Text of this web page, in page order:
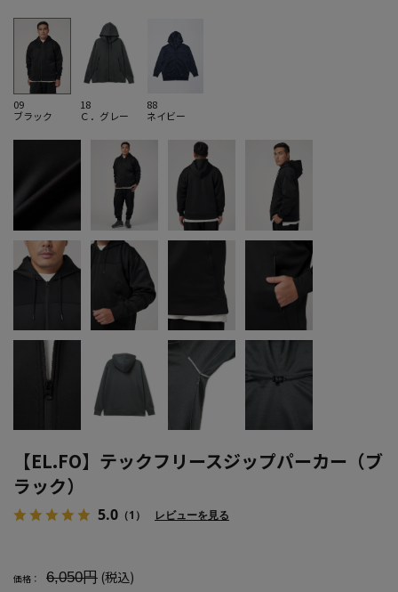
09
ブラック
18
Ｃ．グレー
88
ネイビー
【EL.FO】テックフリースジップパーカー（ブ
ラック）
5.0 （1） レビューを見る
価格： 6,050円 (税込)